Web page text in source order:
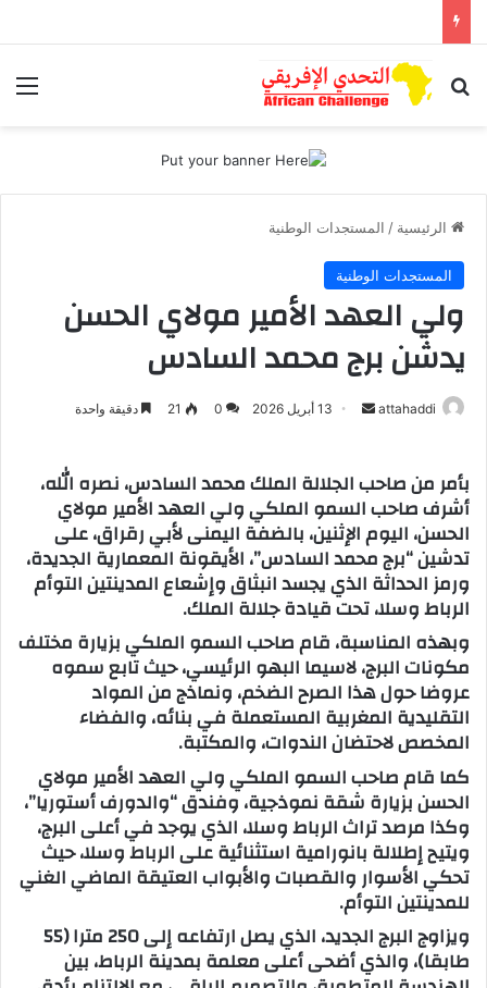
بحث عن
الرئيسية / المستجدات الوطنية
المستجدات الوطنية
ولي العهد الأمير مولاي الحسن
يدشن برج محمد السادس
attahaddi
ل
ب
ر
ي
د
ا
إ
ك
ت
ر
ن
ي
ا
13 أبريل 2026 0
21 دقيقة واحدة
بأمر من صاحب الجلالة الملك محمد السادس، نصره الله،
أشرف صاحب السمو الملكي ولي العهد الأمير مولاي
الحسن، اليوم الإثنين، بالضفة اليمنى لأبي رقراق، على
تدشين “برج محمد السادس”، الأيقونة المعمارية الجديدة،
ورمز الحداثة الذي يجسد انبثاق وإشعاع المدينتين التوأم
الرباط وسلا، تحت قيادة جلالة الملك.
وبهذه المناسبة، قام صاحب السمو الملكي بزيارة مختلف
مكونات البرج، لاسيما البهو الرئيسي، حيث تابع سموه
عروضا حول هذا الصرح الضخم، ونماذج من المواد
التقليدية المغربية المستعملة في بنائه، والفضاء
المخصص لاحتضان الندوات، والمكتبة.
كما قام صاحب السمو الملكي ولي العهد الأمير مولاي
الحسن بزيارة شقة نموذجية، وفندق “والدورف أستوريا”،
وكذا مرصد تراث الرباط وسلا، الذي يوجد في أعلى البرج،
ويتيح إطلالة بانورامية استثنائية على الرباط وسلا، حيث
تحكي الأسوار والقصبات والأبواب العتيقة الماضي الغني
للمدينتين التوأم.
ويزاوج البرج الجديد، الذي يصل ارتفاعه إلى 250 مترا (55
طابقا)، والذي أضحى أعلى معلمة بمدينة الرباط، بين